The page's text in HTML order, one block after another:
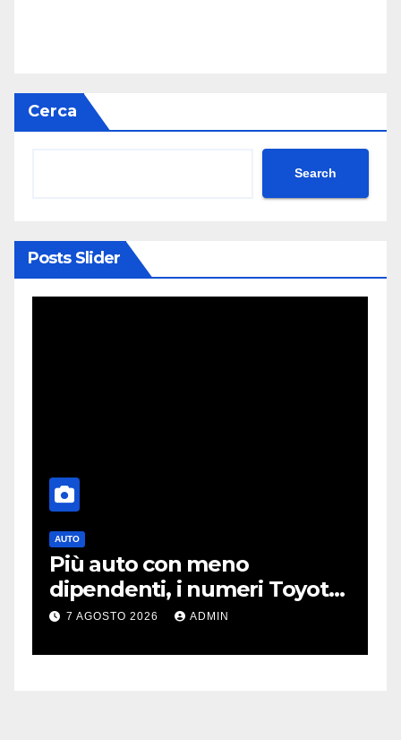
Cerca
Search
Posts Slider
AUTO
Più auto con meno
dipendenti, i numeri Toyota
che “scuotono” Volkswagen
7 AGOSTO 2026 ADMIN